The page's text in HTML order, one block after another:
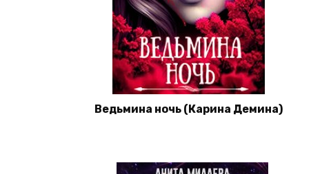
Ведьмина ночь (Карина Демина)